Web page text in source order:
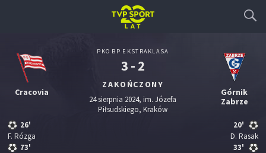
Cracovia
26'
F. Rózga
73'
PKO BP EKSTRAKLASA
3 - 2
ZAKOŃCZONY
24 sierpnia 2024, im. Józefa
Piłsudskiego, Kraków
Górnik
Zabrze
20'
D. Rasak
33'